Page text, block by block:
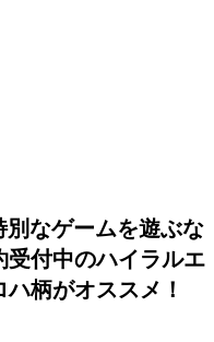
なゲームを遊ぶな
受付中のハイラルエ
柄がオススメ！